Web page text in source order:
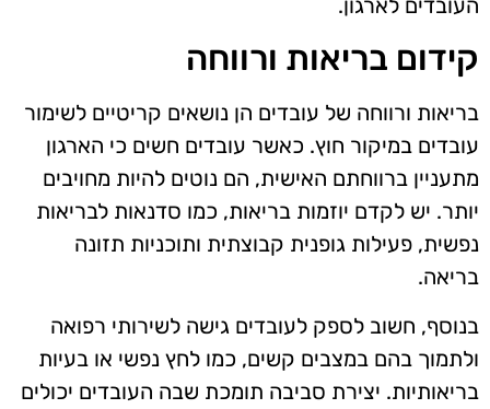
העובדים לארגון.
קידום בריאות ורווחה
בריאות ורווחה של עובדים הן נושאים קריטיים לשימור
עובדים במיקור חוץ. כאשר עובדים חשים כי הארגון
מתעניין ברווחתם האישית, הם נוטים להיות מחויבים
יותר. יש לקדם יוזמות בריאות, כמו סדנאות לבריאות
נפשית, פעילות גופנית קבוצתית ותוכניות תזונה
בריאה.
בנוסף, חשוב לספק לעובדים גישה לשירותי רפואה
ולתמוך בהם במצבים קשים, כמו לחץ נפשי או בעיות
בריאותיות. יצירת סביבה תומכת שבה העובדים יכולים